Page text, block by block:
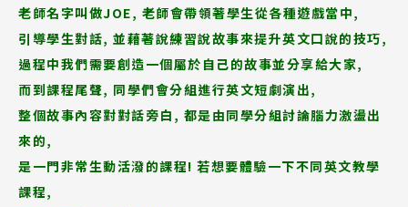
老師名字叫做JOE, 老師會帶領著學生從各種遊戲當中,
引導學生對話, 並藉著說練習說故事來提升英文口說的技巧,
過程中我們需要創造一個屬於自己的故事並分享給大家,
而到課程尾聲, 同學們會分組進行英文短劇演出,
整個故事內容對對話旁白, 都是由同學分組討論腦力激盪出
來的,
是一門非常生動活潑的課程! 若想要體驗一下不同英文教學
課程,